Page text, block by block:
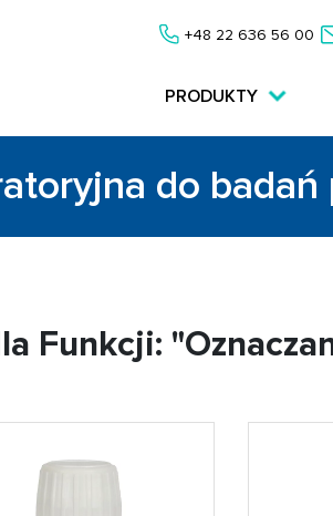
+48 22 636 56 00
PRODUKTY
do
Funkcji: